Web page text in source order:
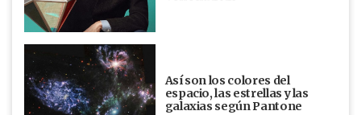
Así son los colores del
espacio, las estrellas y las
galaxias según Pantone